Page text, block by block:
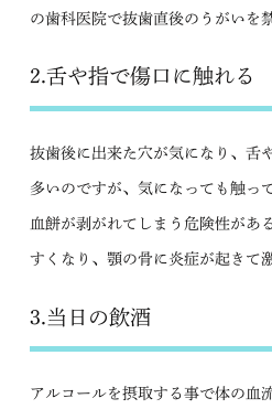
の歯科医院で抜歯直後のうがいを
2.舌や指で傷口に触れる
抜歯後に出来た穴が気になり、舌
多いのですが、気になっても触っ
血餅が剥がれてしまう危険性があ
すくなり、顎の骨に炎症が起きて
3.当日の飲酒
アルコールを摂取する事で体の血